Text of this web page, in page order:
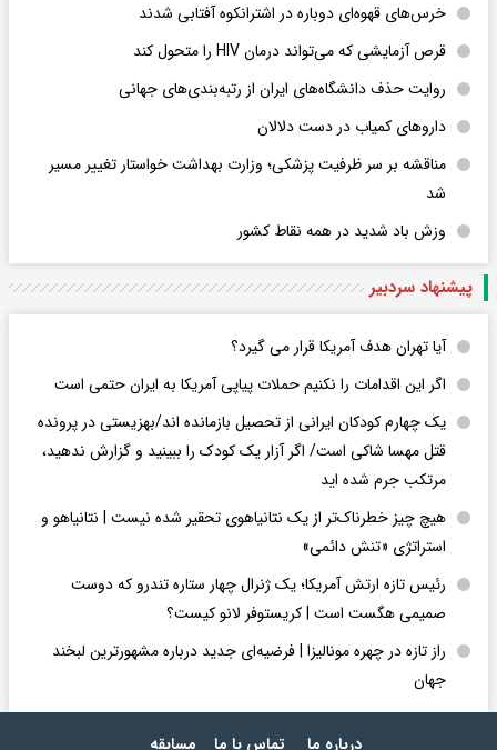
خرس‌های قهوه‌ای دوباره در اشترانکوه آفتابی شدند
قرص آزمایشی که می‌تواند درمان HIV را متحول کند
روایت حذف دانشگاه‌های ایران از رتبه‌بندی‌های جهانی
داروهای کمیاب در دست دلالان
مناقشه بر سر ظرفیت پزشکی؛ وزارت بهداشت خواستار تغییر مسیر
شد
وزش باد شدید در همه نقاط کشور
پیشنهاد سردبیر
آیا تهران هدف آمریکا قرار می گیرد؟
اگر این اقدامات را نکنیم حملات پیاپی آمریکا به ایران حتمی است
یک چهارم کودکان ایرانی از تحصیل بازمانده اند/بهزیستی در پرونده
قتل مهسا شاکی است/ اگر آزار یک کودک را ببینید و گزارش ندهید،
مرتکب جرم شده اید
هیچ چیز خطرناک‌تر از یک نتانیاهوی تحقیر شده نیست | نتانیاهو و
استراتژی «تنش دائمی»
رئیس تازه ارتش آمریکا؛ یک ژنرال چهار ستاره تندرو که دوست
صمیمی هگست است | کریستوفر لانو کیست؟
راز تازه در چهره مونالیزا | فرضیه‌ای جدید درباره مشهورترین لبخند
جهان
درباره ما تماس با ما مسابقه